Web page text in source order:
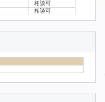
相談可
相談可